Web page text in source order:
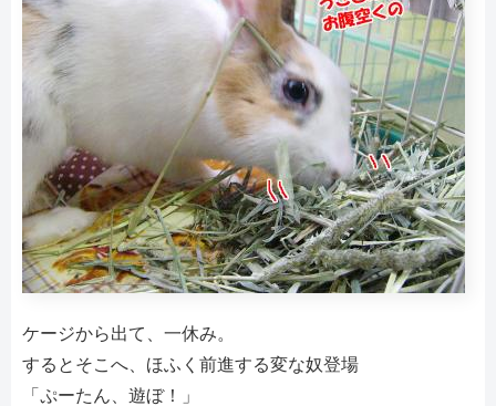
ケージから出て、一休み。
するとそこへ、ほふく前進する変な奴登場
「ぷーたん、遊ぼ！」